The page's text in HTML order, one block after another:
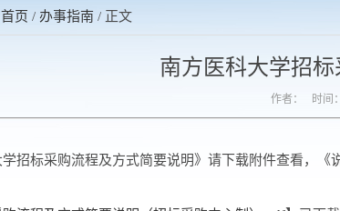
首页 / 办事指南 / 正文
南方医科大学招
作者： 时间
学招标采购流程及方式简要说明》请下载附件查看，